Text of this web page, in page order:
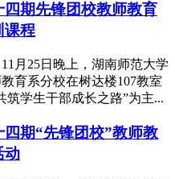
期先锋团校教师教育
课程
月25日晚上，湖南师范大学
育系分校在树达楼107教室
学生干部成长之路”为主...
期“先锋团校”教师教
动